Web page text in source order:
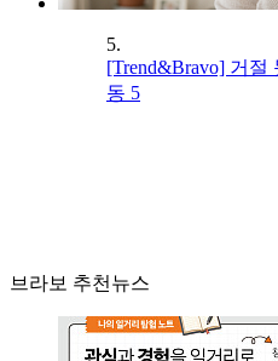
5.
[Trend&Bravo] 거절
동 5
브라보 추천뉴스